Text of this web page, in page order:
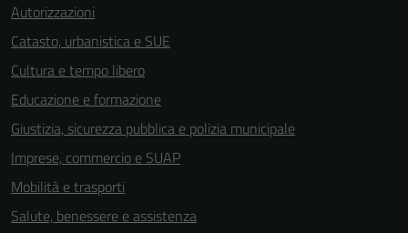
Autorizzazioni
Catasto, urbanistica e SUE
Cultura e tempo libero
Educazione e formazione
Giustizia, sicurezza pubblica e polizia municipale
Imprese, commercio e SUAP
Mobilità e trasporti
Salute, benessere e assistenza